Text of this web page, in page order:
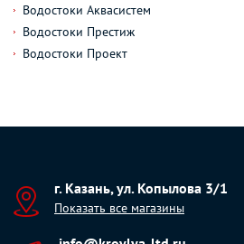
Водостоки Аквасистем
Водостоки Престиж
Водостоки Проект
г. Казань, ул. Копылова 3/1
Показать все магазины